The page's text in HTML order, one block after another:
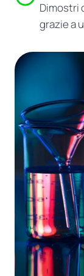
Dimostri
grazie a